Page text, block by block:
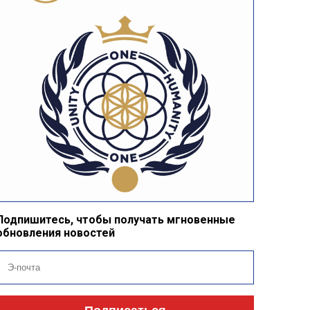
чтобы получать мгновенные
новостей